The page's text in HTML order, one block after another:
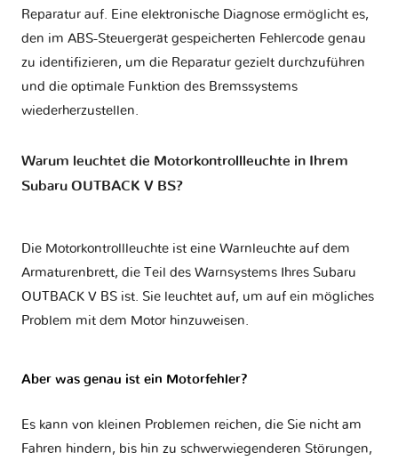
Reparatur auf. Eine elektronische Diagnose ermöglicht es,
den im ABS-Steuergerät gespeicherten Fehlercode genau
zu identifizieren, um die Reparatur gezielt durchzuführen
und die optimale Funktion des Bremssystems
wiederherzustellen.
Warum leuchtet die Motorkontrollleuchte in Ihrem
Subaru OUTBACK V BS?
Die Motorkontrollleuchte ist eine Warnleuchte auf dem
Armaturenbrett, die Teil des Warnsystems Ihres Subaru
OUTBACK V BS ist. Sie leuchtet auf, um auf ein mögliches
Problem mit dem Motor hinzuweisen.
Aber was genau ist ein Motorfehler?
Es kann von kleinen Problemen reichen, die Sie nicht am
Fahren hindern, bis hin zu schwerwiegenderen Störungen,